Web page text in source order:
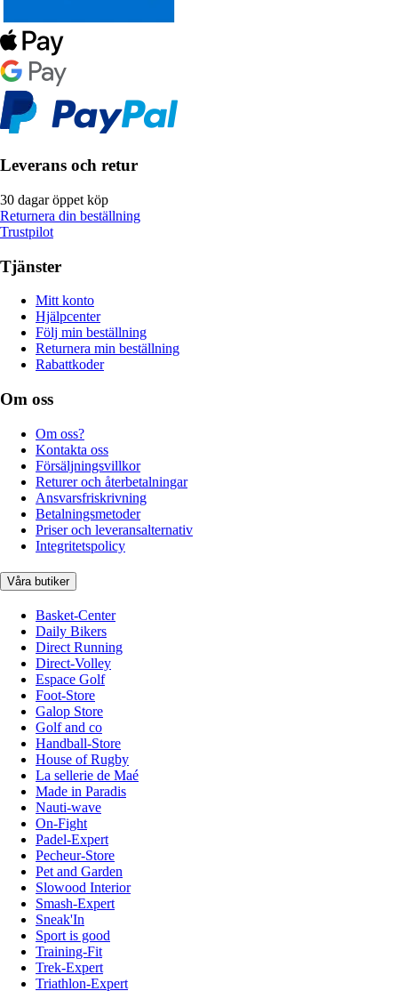
Leverans och retur
30 dagar öppet köp
Returnera din beställning
Trustpilot
Tjänster
Mitt konto
Hjälpcenter
Följ min beställning
Returnera min beställning
Rabattkoder
Om oss
Om oss?
Kontakta oss
Försäljningsvillkor
Returer och återbetalningar
Ansvarsfriskrivning
Betalningsmetoder
Priser och leveransalternativ
Integritetspolicy
Våra butiker
Basket-Center
Daily Bikers
Direct Running
Direct-Volley
Espace Golf
Foot-Store
Galop Store
Golf and co
Handball-Store
House of Rugby
La sellerie de Maé
Made in Paradis
Nauti-wave
On-Fight
Padel-Expert
Pecheur-Store
Pet and Garden
Slowood Interior
Smash-Expert
Sneak'In
Sport is good
Training-Fit
Trek-Expert
Triathlon-Expert